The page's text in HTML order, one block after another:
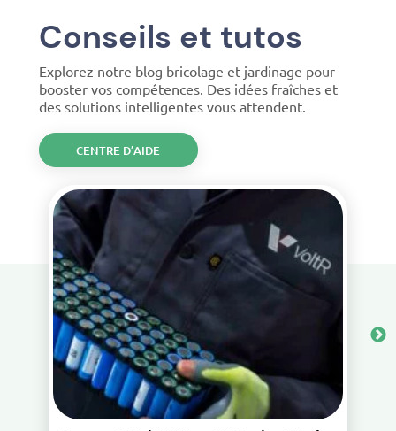
Conseils et tutos
Explorez notre blog bricolage et jardinage pour
booster vos compétences. Des idées fraîches et
des solutions intelligentes vous attendent.
CENTRE D’AIDE